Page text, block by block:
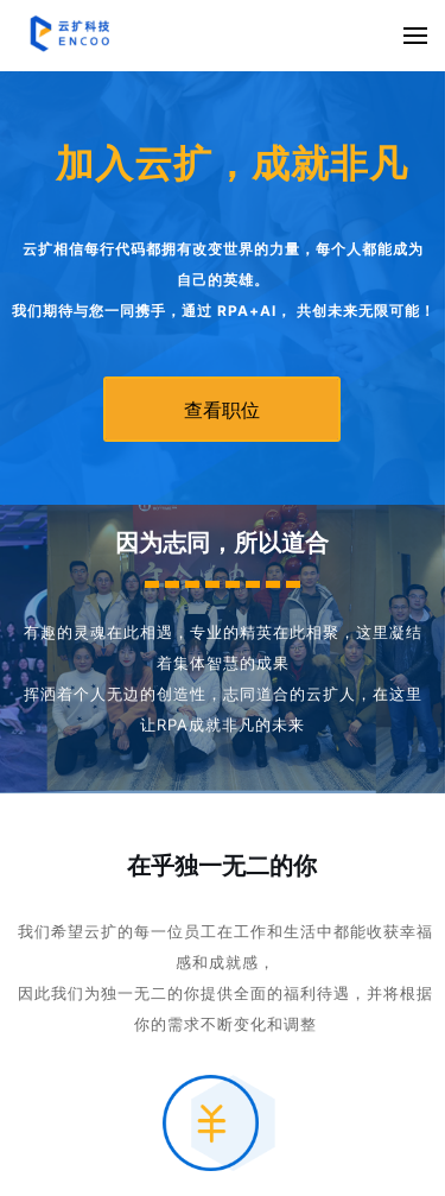
加入云扩，成就非凡
云扩相信每行代码都拥有改变世界的力量，每个人都能成为
自己的英雄。
我们期待与您一同携手，通过 RPA+AI， 共创未来无限可能！
查看职位
因为志同，所以道合
有趣的灵魂在此相遇，专业的精英在此相聚，这里凝结
着集体智慧的成果
挥洒着个人无边的创造性，志同道合的云扩人，在这里
让RPA成就非凡的未来
在乎独一无二的你
我们希望云扩的每一位员工在工作和生活中都能收获幸福
感和成就感，
因此我们为独一无二的你提供全面的福利待遇，并将根据
你的需求不断变化和调整